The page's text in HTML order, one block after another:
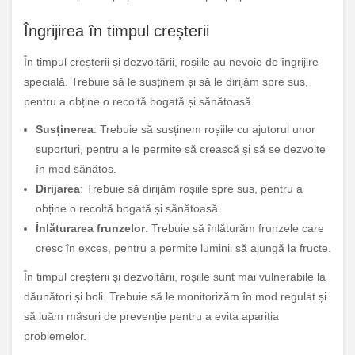
Îngrijirea în timpul creșterii
În timpul creșterii și dezvoltării, roșiile au nevoie de îngrijire
specială. Trebuie să le susținem și să le dirijăm spre sus,
pentru a obține o recoltă bogată și sănătoasă.
Susținerea: Trebuie să susținem roșiile cu ajutorul unor
suporturi, pentru a le permite să crească și să se dezvolte
în mod sănătos.
Dirijarea: Trebuie să dirijăm roșiile spre sus, pentru a
obține o recoltă bogată și sănătoasă.
Înlăturarea frunzelor: Trebuie să înlăturăm frunzele care
cresc în exces, pentru a permite luminii să ajungă la fructe.
În timpul creșterii și dezvoltării, roșiile sunt mai vulnerabile la
dăunători și boli. Trebuie să le monitorizăm în mod regulat și
să luăm măsuri de prevenție pentru a evita apariția
problemelor.